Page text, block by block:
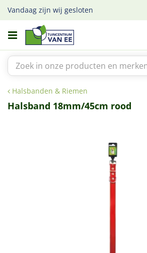
a
Halsbanden & Riemen
Vandaag zijn wij gesloten
Halsband 18mm/45cm rood